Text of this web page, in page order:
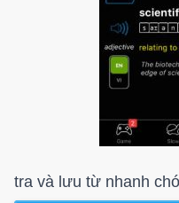
tra và lưu từ nhanh